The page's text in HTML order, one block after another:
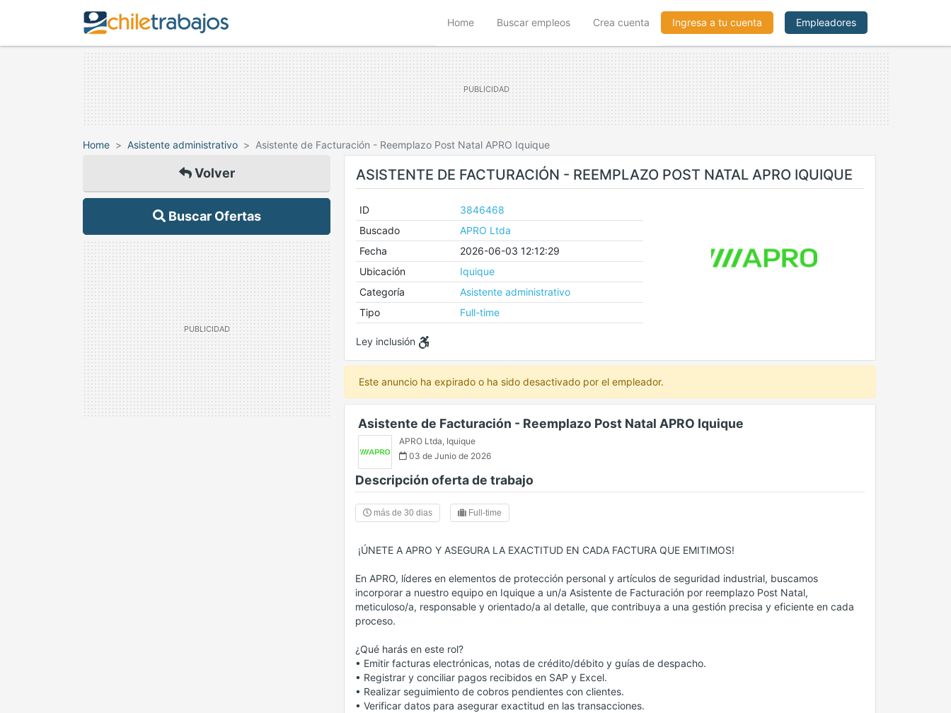
Home(current)Buscar empleos Crea cuenta Ingresa a tu cuenta Empleadores
Home Asistente administrativo Asistente de Facturación - Reemplazo Post Natal APRO Iquique
Volver
Buscar Ofertas
ASISTENTE DE FACTURACIÓN - REEMPLAZO POST NATAL APRO IQUIQUE
ID
3846468
Buscado
APRO Ltda
Fecha
2026-06-03 12:12:29
Ubicación
Iquique
Categoría
Asistente administrativo
Tipo
Full-time
Ley inclusión
Este anuncio ha expirado o ha sido desactivado por el empleador.
Asistente de Facturación - Reemplazo Post Natal APRO Iquique
APRO Ltda, Iquique
03 de Junio de 2026
Descripción oferta de trabajo
más de 30 dias Full-time
️ ¡ÚNETE A APRO Y ASEGURA LA EXACTITUD EN CADA FACTURA QUE EMITIMOS!
En APRO, líderes en elementos de protección personal y artículos de seguridad industrial, buscamos
incorporar a nuestro equipo en Iquique a un/a Asistente de Facturación por reemplazo Post Natal,
meticuloso/a, responsable y orientado/a al detalle, que contribuya a una gestión precisa y eficiente en cada
proceso.
¿Qué harás en este rol?
• Emitir facturas electrónicas, notas de crédito/débito y guías de despacho.
• Registrar y conciliar pagos recibidos en SAP y Excel.
• Realizar seguimiento de cobros pendientes con clientes.
• Verificar datos para asegurar exactitud en las transacciones.